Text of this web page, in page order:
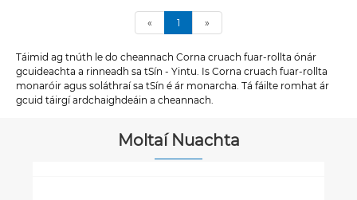
« 1 »
Táimid ag tnúth le do cheannach Corna cruach fuar-rollta ónár
gcuideachta a rinneadh sa tSín - Yintu. Is Corna cruach fuar-rollta
monaróir agus soláthraí sa tSín é ár monarcha. Tá fáilte romhat ár
gcuid táirgí ardchaighdeáin a cheannach.
Moltaí Nuachta